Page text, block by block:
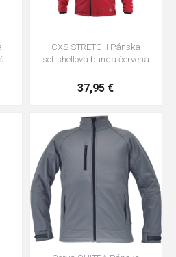
CXS STRETCH Pánska
softshellová bunda červená
37,95 €
XS
2XL